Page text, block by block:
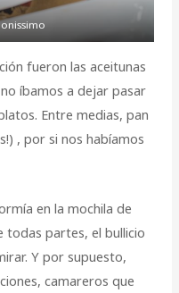
fueron las aceitunas
íbamos a dejar pasar
Entre medias, pan
, por si nos habíamos
en la mochila de
todas partes, el bullicio
Y por supuesto,
camareros que